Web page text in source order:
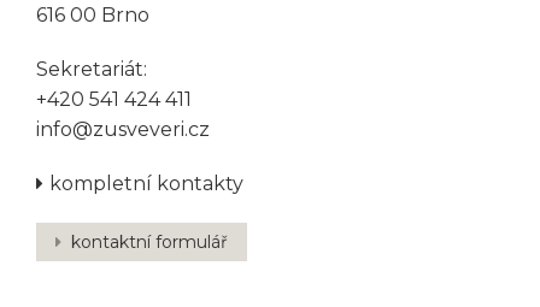
616 00 Brno
Sekretariát:
+420 541 424 411
info@zusveveri.cz
kompletní kontakty
kontaktní formulář